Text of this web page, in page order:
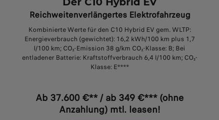
Reichweitenverlängertes Elektrofahrzeug
Kombinierte Werte für den C10 Hybrid EV gem. WLTP:
Energieverbrauch (gewichtet): 16,2 kWh/100 km plus 1,7
l/100 km; CO₂-Emission 38 g/km CO₂-Klasse: B; Bei
entladener Batterie: Kraftstoffverbrauch 6,4 l/100 km; CO₂-
Klasse: E****
Ab 37.600 €** / ab 349 €*** (ohne
Anzahlung) mtl. leasen!